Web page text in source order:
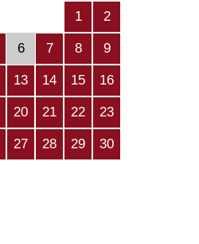
1
2
6 7 8 9
13 14 15 16
20 21 22 23
27 28 29 30